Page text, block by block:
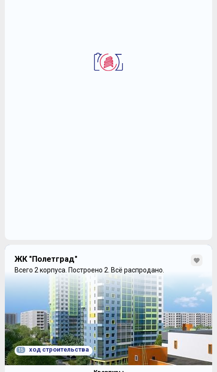
ЖК "Полетград"
Всего 2 корпуса. Построено 2. Всё распродано.
15 ход строительства